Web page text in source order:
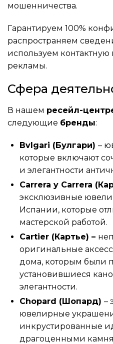
мошенничества.
Гарантируем 100%
распространяем
используем
рекламы.
Сфера
В нашем ресейл-
следующие бренды:
Bvlgari (Булгари) –
которые включают
и элегантности
Carrera y Carrera
эксклюзивные
Испании, которые
мастерской работой.
Cartier (Картье) –
оригинальные
дома, которым были
установившиеся
элегантности.
Chopard (Шопард) –
ювелирные
инкрустированные
драгоценными